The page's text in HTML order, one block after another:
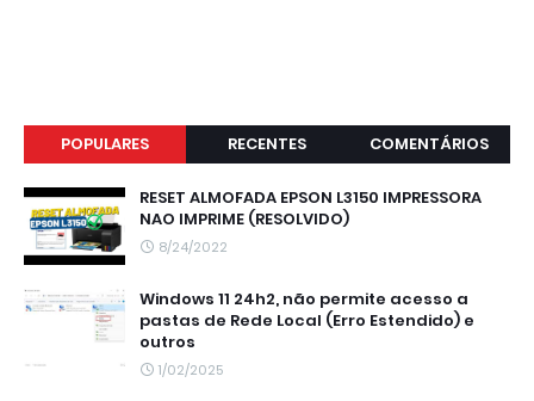
POPULARES RECENTES COMENTÁRIOS
RESET ALMOFADA EPSON L3150 IMPRESSORA
NAO IMPRIME (RESOLVIDO)
8/24/2022
Windows 11 24h2, não permite acesso a
pastas de Rede Local (Erro Estendido) e
outros
1/02/2025